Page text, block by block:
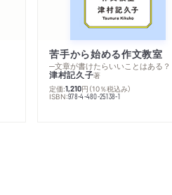
苦手から始める作文教室
─文章が書けたらいいことはある？
津村記久子著
定価:1,210円 （10％税込み）
ISBN:978-4-480-25138-1